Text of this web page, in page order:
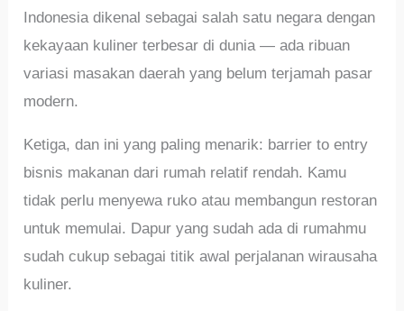
Indonesia dikenal sebagai salah satu negara dengan
kekayaan kuliner terbesar di dunia — ada ribuan
variasi masakan daerah yang belum terjamah pasar
modern.
Ketiga, dan ini yang paling menarik: barrier to entry
bisnis makanan dari rumah relatif rendah. Kamu
tidak perlu menyewa ruko atau membangun restoran
untuk memulai. Dapur yang sudah ada di rumahmu
sudah cukup sebagai titik awal perjalanan wirausaha
kuliner.